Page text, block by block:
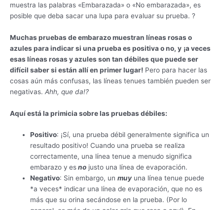
muestra las palabras «Embarazada» o «No embarazada», es
posible que deba sacar una lupa para evaluar su prueba. ?
Muchas pruebas de embarazo muestran líneas rosas o
azules para indicar si una prueba es positiva o no, y ¡a veces
esas líneas rosas y azules son tan débiles que puede ser
difícil saber si están allí en primer lugar! Pero para hacer las
cosas aún más confusas, las líneas tenues también pueden ser
negativas. Ahh, que da!?
Aquí está la primicia sobre las pruebas débiles:
Positivo: ¡Sí, una prueba débil generalmente significa un
resultado positivo! Cuando una prueba se realiza
correctamente, una línea tenue a menudo significa
embarazo y esno justo una línea de evaporación.
Negativo: Sin embargo, unmuy una línea tenue puede
*a veces* indicar una línea de evaporación, que no es
más que su orina secándose en la prueba. (Por lo